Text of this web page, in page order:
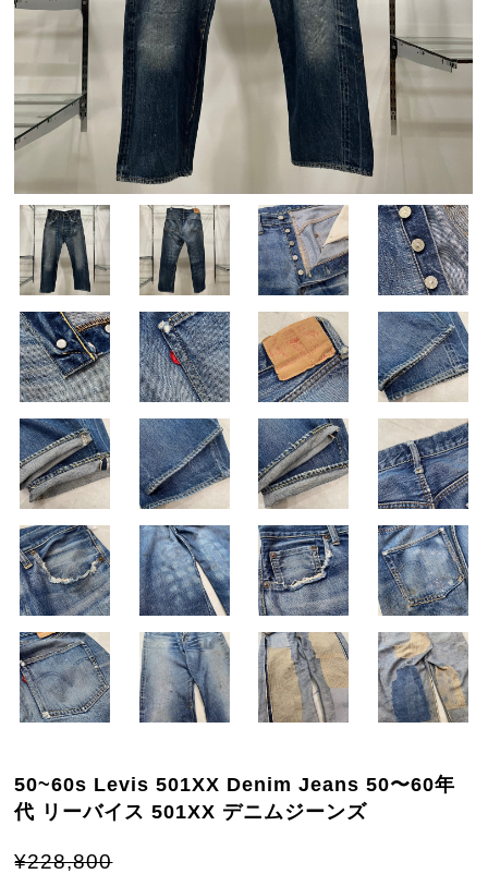
50~60s Levis 501XX Denim Jeans 50〜60年
代 リーバイス 501XX デニムジーンズ
¥228,800